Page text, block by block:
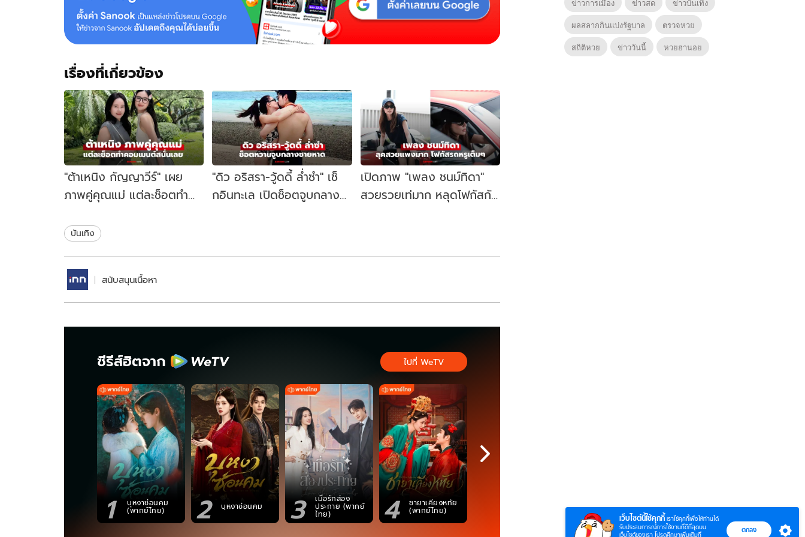
เรื่องที่เกี่ยวข้อง
"ต้าเหนิง กัญญาวีร์" เผย
ภาพคู่คุณแม่ แต่ละช็อตทำ
"ดิว อริสรา-วู้ดดี้ ล่ำซำ" เช็
กอินทะเล เปิดช็อตจูบกลาง
เปิดภาพ "เพลง ชนม์ทิดา"
สวยรวยเท่มาก หลุดโฟกัสกับ
บันเทิง
สนับสนุนเนื้อหา
ซีรีส์ฮิตจาก
1 บุหงาซ่อนคม
(พากย์ไทย) 2 บุหงาซ่อนคม 3 เมื่อรักส่อง
ประกาย (พากย์
ไทย) 4 ชายาเคียงหทัย
(พากย์ไทย) 5 6 พบเธอ (พากย์
ไทย) 7 (Uncut Ver.) 8 (พาก
ไปที่ WeTV
ข่าวการเมือง
ข่าวสด
ข่าวบันเทิง
ผลสลากกินแบ่งรัฐบาล
ตรวจหวย
สถิติหวย
ข่าววันนี้ หวยฮานอย
เว็บไซต์นี้ใช้คุกกี้ เราใช้คุกกี้เพื่อให้ท่านได้
รับประสบการณ์การใช้งานที่ดีที่สุดบน
เว็บไซต์ของเรา โปรดศึกษาเพิ่มเติมที่
ตกลง